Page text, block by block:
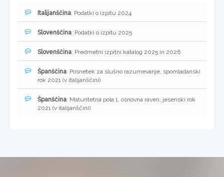
Italijanščina: Podatki o izpitu 2024
Slovenščina: Podatki o izpitu 2025
Slovenščina: Predmetni izpitni katalog 2025 in 2026
Španščina: Posnetek za slušno razumevanje, spomladanski
rok 2021 (v italijanščini)
Španščina: Maturitetna pola 1, osnovna raven, jesenski rok
2021 (v italijanščini)